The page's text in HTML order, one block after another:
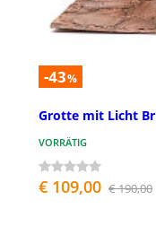
-43%
Grotte mit Licht
VORRÄTIG
€ 109,00 € 190,00